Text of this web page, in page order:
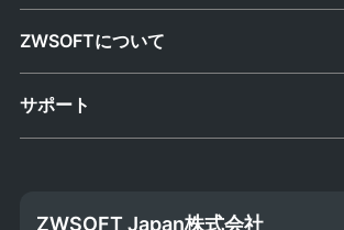
ZWSOFT Japan株式会社
ZWSOFTについて
サポート